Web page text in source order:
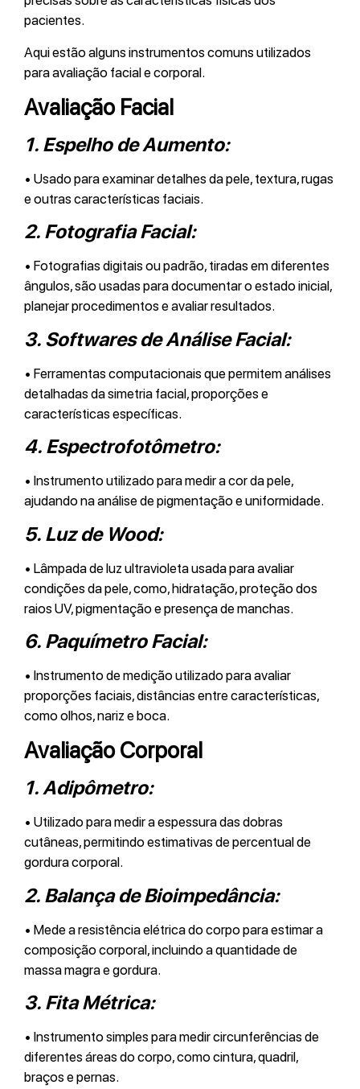
pacientes.
Aqui estão alguns instrumentos comuns utilizados
para avaliação facial e corporal.
Avaliação Facial
1. Espelho de Aumento:
• Usado para examinar detalhes da pele, textura, rugas
e outras características faciais.
2. Fotografia Facial:
• Fotografias digitais ou padrão, tiradas em diferentes
ângulos, são usadas para documentar o estado inicial,
planejar procedimentos e avaliar resultados.
3. Softwares de Análise Facial:
• Ferramentas computacionais que permitem análises
detalhadas da simetria facial, proporções e
características específicas.
4. Espectrofotômetro:
• Instrumento utilizado para medir a cor da pele,
ajudando na análise de pigmentação e uniformidade.
5. Luz de Wood:
• Lâmpada de luz ultravioleta usada para avaliar
condições da pele, como, hidratação, proteção dos
raios UV, pigmentação e presença de manchas.
6. Paquímetro Facial:
• Instrumento de medição utilizado para avaliar
proporções faciais, distâncias entre características,
como olhos, nariz e boca.
Avaliação Corporal
1.Adipômetro:
• Utilizado para medir a espessura das dobras
cutâneas, permitindo estimativas de percentual de
gordura corporal.
2. Balança de Bioimpedância:
• Mede a resistência elétrica do corpo para estimar a
composição corporal, incluindo a quantidade de
massa magra e gordura.
3. Fita Métrica:
• Instrumento simples para medir circunferências de
diferentes áreas do corpo, como cintura, quadril,
braços e pernas.